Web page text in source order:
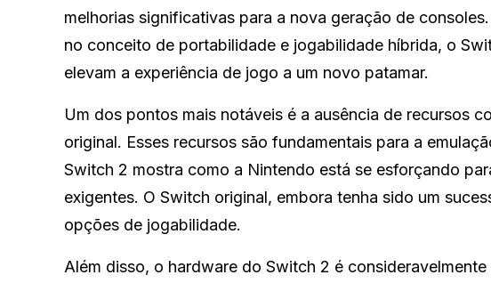
melhorias significativas para a nova geração de
no conceito de portabilidade e jogabilidade híbrida, o
elevam a experiência de jogo a um novo patamar.
Um dos pontos mais notáveis é a ausência de recursos
original. Esses recursos são fundamentais para a
Switch 2 mostra como a Nintendo está se esforçando
exigentes. O Switch original, embora tenha sido um
opções de jogabilidade.
Além disso, o hardware do Switch 2 é